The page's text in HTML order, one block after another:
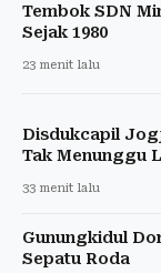
Tembok SDN
Sejak 1980
23 menit lalu
Disdukcapil
Tak Menunggu
33 menit lalu
Gunungkidul
Sepatu Roda